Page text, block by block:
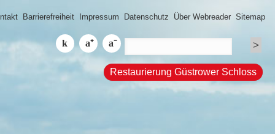
Barrierefreiheit Impressum Datenschutz Über Webreader Sitemap
Restaurierung Güstrower Schloss